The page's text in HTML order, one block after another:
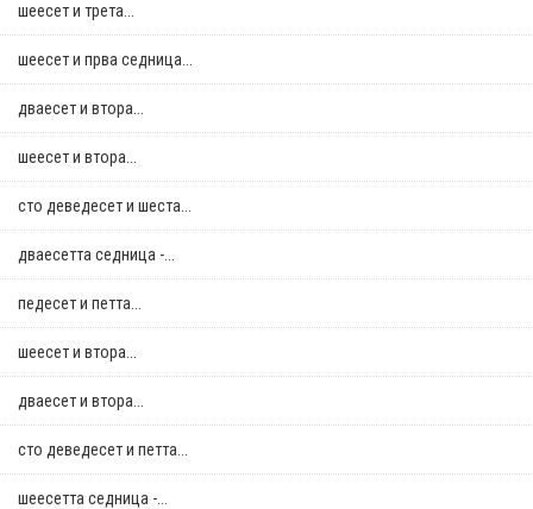
шеесет и трета...
шеесет и прва седница...
дваесет и втора...
шеесет и втора...
сто деведесет и шеста...
дваесетта седница -...
педесет и петта...
шеесет и втора...
дваесет и втора...
сто деведесет и петта...
шеесетта седница -...